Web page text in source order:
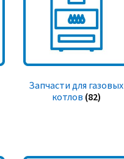
Запчасти для газовых
котлов (82)